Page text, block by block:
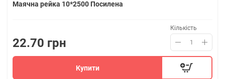
Маячна рейка 10*2500 Посилена
22.70 грн
Кількість
Купити